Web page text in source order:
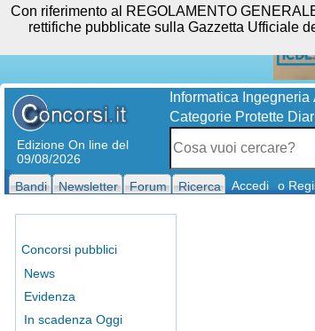
Edizione On line del
09/08/2026
Informatica Ingegneria
Categorie Protette
Bandi Newsletter Forum Ricerca Accedi o
Concorsi pubblici
News
Evidenza
In scadenza Oggi
Con riferimento al REGOLAMENTO
rettifiche pubblicate sulla Gazzetta Ufficiale